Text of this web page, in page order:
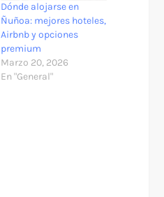
Dónde alojarse en
Ñuñoa: mejores hoteles,
Airbnb y opciones
premium
Marzo 20, 2026
En "General"